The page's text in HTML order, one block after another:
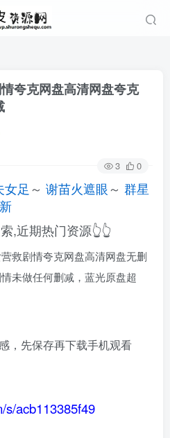
夸克网盘高清网盘夸克
3 0
女足 ～ 谢苗火遮眼～ 群星
,近期热门资源👆👆
救剧情夸克网盘高清网盘无删
未做任何删减，蓝光原盘超
，先保存再下载手机观看
s/acb113385f49